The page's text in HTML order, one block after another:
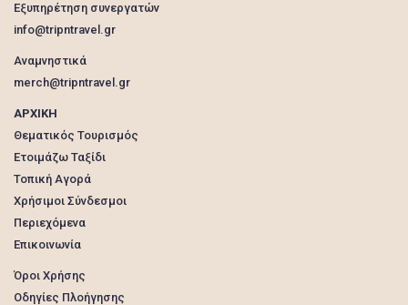
Εξυπηρέτηση συνεργατών
info@tripntravel.gr
Αναμνηστικά
merch@tripntravel.gr
ΑΡΧΙΚΗ
Θεματικός Τουρισμός
Ετοιμάζω Ταξίδι
Τοπική Αγορά
Χρήσιμοι Σύνδεσμοι
Περιεχόμενα
Επικοινωνία
Όροι Χρήσης
Οδηγίες Πλοήγησης